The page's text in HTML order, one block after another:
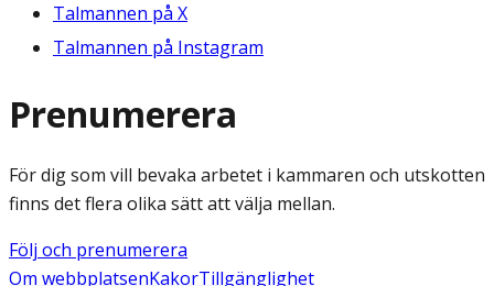
Talmannen på X
Talmannen på Instagram
Prenumerera
För dig som vill bevaka arbetet i kammaren och utskotten
finns det flera olika sätt att välja mellan.
Följ och prenumerera
Om webbplatsenKakorTillgänglighet